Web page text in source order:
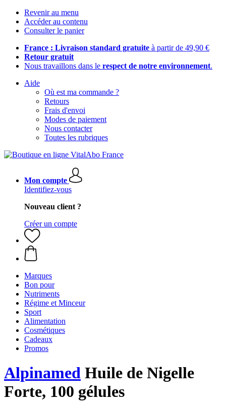
Revenir au menu
Accéder au contenu
Consulter le panier
France : Livraison standard gratuite à partir de 49,90 €
Retour gratuit
Nous travaillons dans le respect de notre environnement.
Aide
Où est ma commande ?
Retours
Frais d'envoi
Modes de paiement
Nous contacter
Toutes les rubriques
Mon compte
Identifiez-vous
Nouveau client ?
Créer un compte
Marques
Bon pour
Nutriments
Régime et Minceur
Sport
Alimentation
Cosmétiques
Cadeaux
Promos
Alpinamed Huile de Nigelle
Forte, 100 gélules